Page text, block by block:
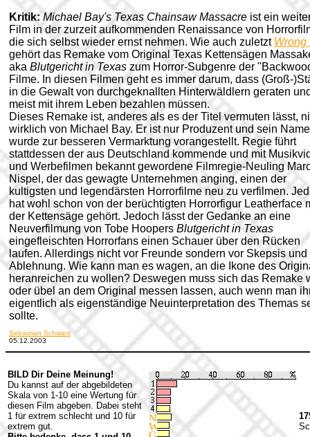
Kritik: Michael Bay's Texas Chainsaw Massacre ist ein
Film in der zurzeit aufkommenden Renaissance von
die sich selbst wieder ernst nehmen. Wie auch zuletzt Wrong
gehört das Remake vom Original Texas Kettensägen
aka Blutgericht in Texas zum Horror-Subgenre der
Filme. In diesen Filmen geht es immer darum, dass (Groß-
in die Gewalt von durchgeknallten Hinterwäldlern geraten
meist mit ihrem Leben bezahlen müssen.
Dieses Remake ist, anderes als es der Titel vermuten lässt,
wirklich von Michael Bay. Er ist nur Produzent und sein Name
wurde zur besseren Vermarktung vorangestellt. Regie führt
stattdessen der aus Deutschland kommende und mit
und Werbefilmen bekannt gewordene Filmregie-Neuling
Nispel, der das gewagte Unternehmen anging, einen der
kultigsten und legendärsten Horrorfilme neu zu verfilmen.
hat wohl schon von der berüchtigten Horrorfigur Leatherface
der Kettensäge gehört. Jedoch lässt der Gedanke an eine
Neuverfilmung von Tobe Hoopers Blutgericht in Texas
eingefleischten Horrorfans einen Schauer über den Rücken
laufen. Allerdings nicht vor Freunde sondern vor Skepsis und
Ablehnung. Wie kann man es wagen, an die Ikone des
heranreichen zu wollen? Deswegen muss sich das Remake
oder übel an dem Original messen lassen, auch wenn man
eigentlich als eigenständige Neuinterpretation des Themas
sollte.
Sebastian Schwarz
05.12.2003
BILD Dir Deine Meinung!
Du kannst auf der abgebildeten
Skala von 1-10 eine Wertung für
diesen Film abgeben. Dabei steht
1 für extrem schlecht und 10 für
extrem gut.